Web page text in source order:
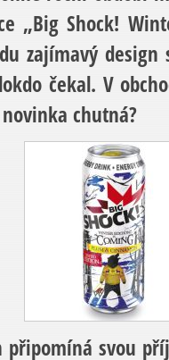
„Big Shock!
zajímavý
čekal. V
chutná?
připomíná svou